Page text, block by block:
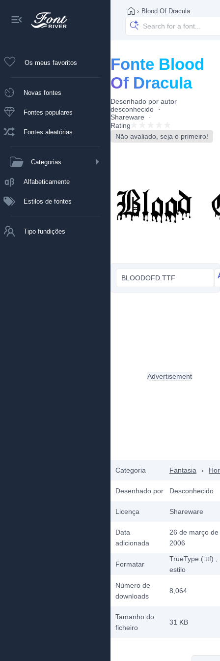
Os meus favoritos
Novas fontes
Fontes populares
Fontes aleatórias
Categorias
Alfabeticamente
Estilos de fontes
Tipo fundições
› Blood Of Dracula
Fonte Blood
Of Dracula
Desenhado por autor
desconhecido
Shareware
Rating
Não avaliado, seja o primeiro!
BLOODOFD.TTF
Categoria Fantasia ›
Desenhado por Desconhecido
Licença Shareware
Data
adicionada
26 de março de
2006
Formatar
TrueType (.ttf)
estilo
Número de
downloads
8,064
Tamanho do
ficheiro
31 KB
Advertisement